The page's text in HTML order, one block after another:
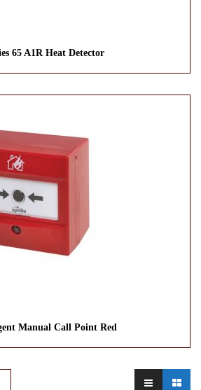
65 A1R Heat Detector
Manual Call Point Red